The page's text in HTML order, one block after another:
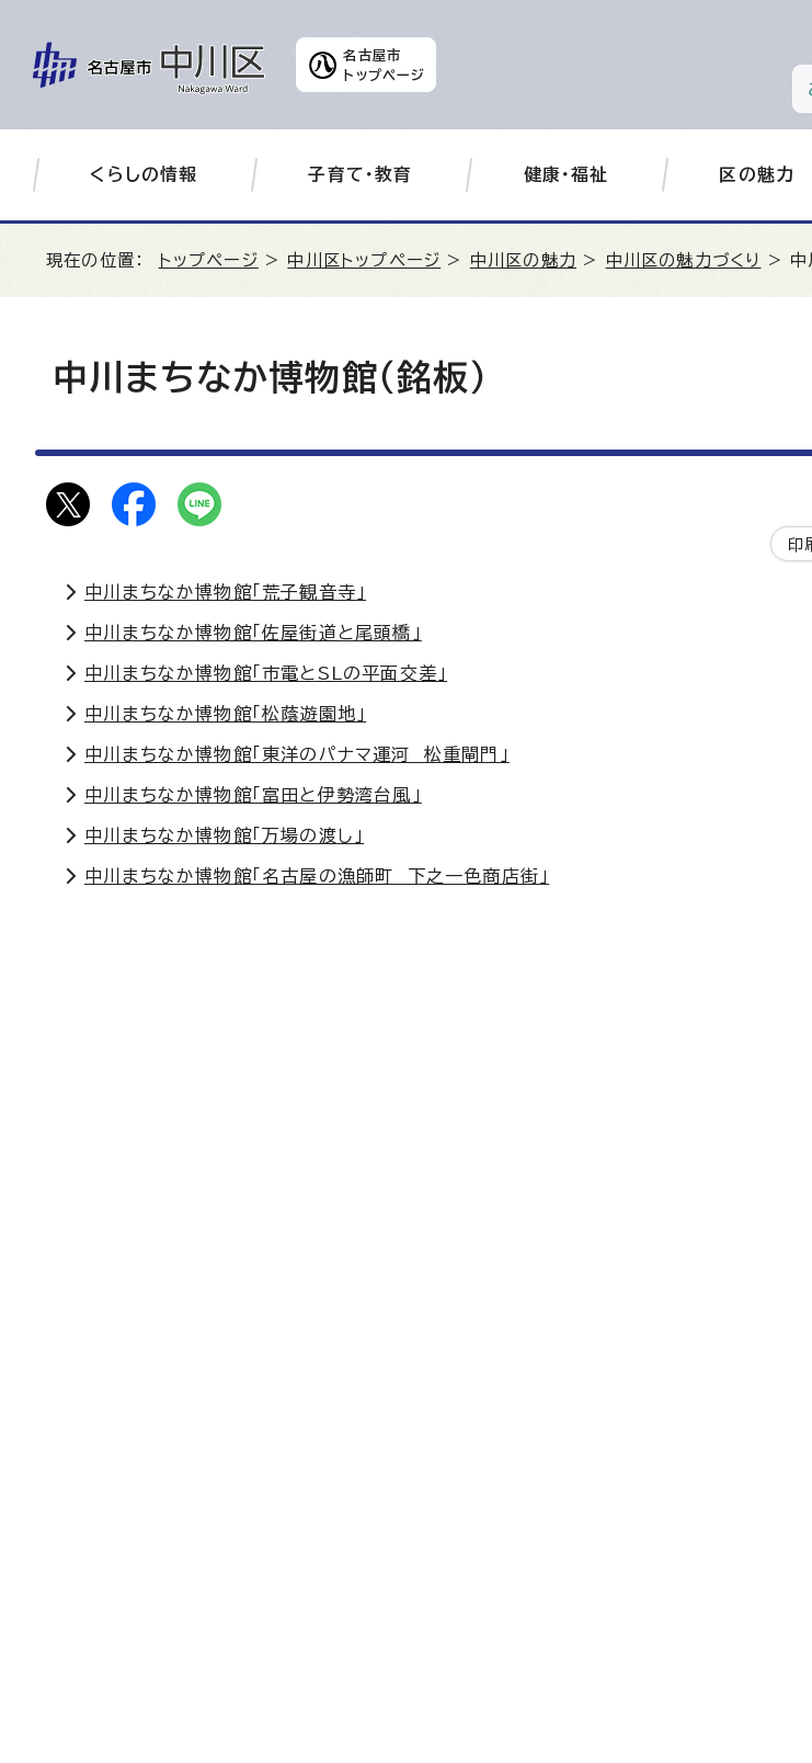
名古屋市
トップページ
くらしの情報 子育て・教育 健康・福祉 区の魅力
現在の位置： トップページ > 中川区トップページ > 中川区の魅力 > 中川区の魅力づくり > 中
中川まちなか博物館（銘板）
印
中川まちなか博物館「荒子観音寺」
中川まちなか博物館「佐屋街道と尾頭橋」
中川まちなか博物館「市電とSLの平面交差」
中川まちなか博物館「松蔭遊園地」
中川まちなか博物館「東洋のパナマ運河 松重閘門」
中川まちなか博物館「富田と伊勢湾台風」
中川まちなか博物館「万場の渡し」
中川まちなか博物館「名古屋の漁師町 下之一色商店街」